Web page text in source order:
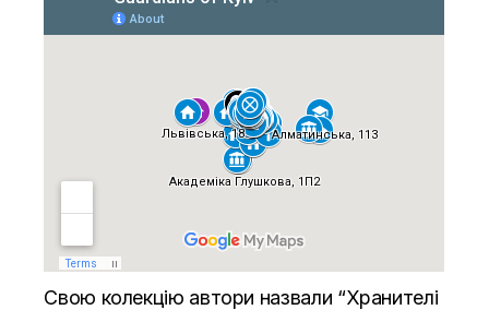
Свою колекцію автори назвали “Хранителі